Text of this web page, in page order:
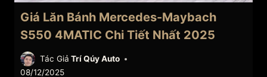
Giá Lăn Bánh Mercedes-Maybach
S550 4MATIC Chi Tiết Nhất 2025
Tác Giả Trí Qúy Auto
08/12/2025